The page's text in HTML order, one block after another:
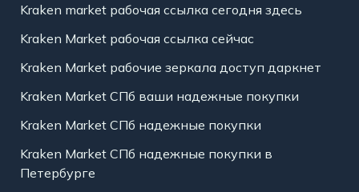
Kraken market рабочая ссылка сегодня здесь
Kraken Market рабочая ссылка сейчас
Kraken Market рабочие зеркала доступ даркнет
Kraken Market СПб ваши надежные покупки
Kraken Market СПб надежные покупки
Kraken Market СПб надежные покупки в
Петербурге